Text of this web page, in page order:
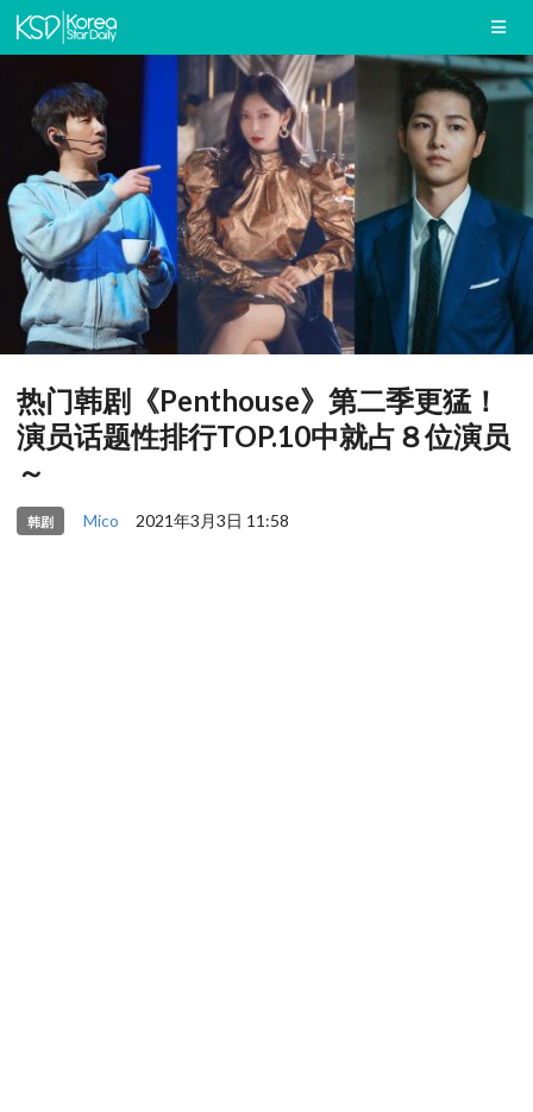
热门韩剧《Penthouse》第二季更猛！
演员话题性排行TOP.10中就占８位演员
～
韩剧 Mico 2021年3月3日 11:58